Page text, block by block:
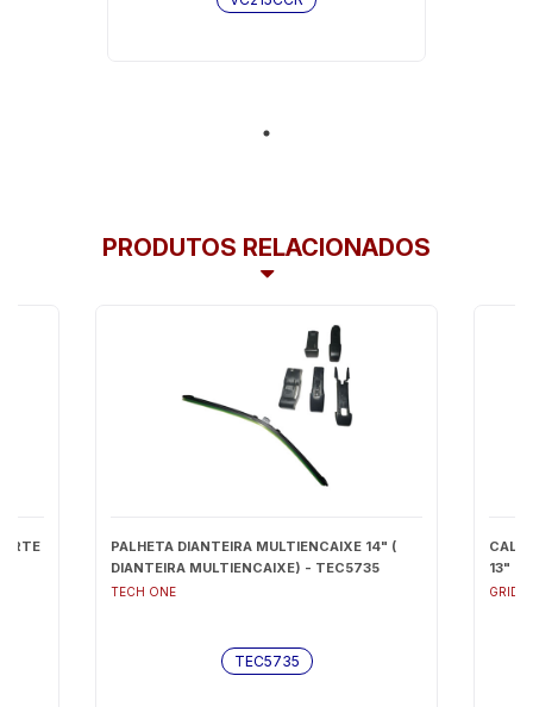
PRODUTOS RELACIONADOS
PALHETA DIANTEIRA MULTIENCAIXE 14" (
DIANTEIRA MULTIENCAIXE) - TEC5735
TECH ONE
TEC5735
13" -
GRID